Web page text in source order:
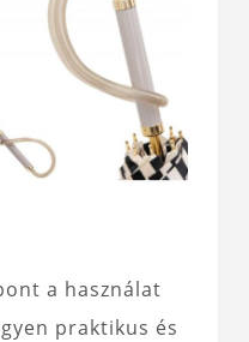
a használat
praktikus és